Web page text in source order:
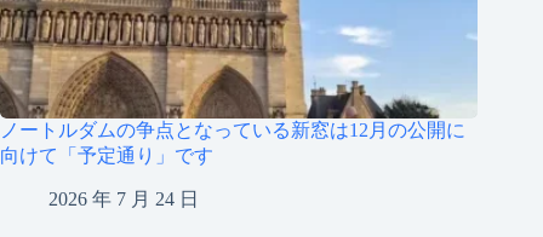
ノートルダムの争点となっている新窓は12月の公開に
向けて「予定通り」です
2026 年 7 月 24 日